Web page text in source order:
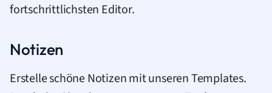
fortschrittlichsten Editor.
Notizen
Erstelle schöne Notizen mit unseren Templates.